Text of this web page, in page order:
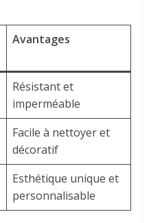
Avantages
Résistant et
imperméable
Facile à nettoyer et
décoratif
Esthétique unique et
personnalisable